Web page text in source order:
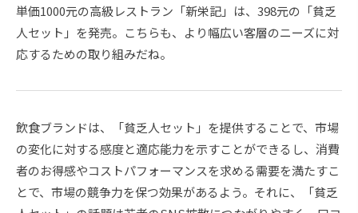
単価1000元の高級レストラン「新栄記」は、398元の「貧乏
人セット」を発売。こちらも、より幅広い客層のニーズに対
応するための取り組みだね。
飲食ブランドは、「貧乏人セット」を提供することで、市場
の変化に対する感度と適応能力を示すことができるし、消費
者のお得感やコストパフォーマンスを求める需要を満たすこ
とで、市場の競争力を保つ効果があるよう。それに、「貧乏